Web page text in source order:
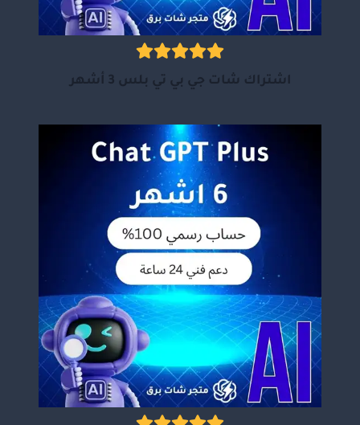
اشتراك شات جي بي تي بلس 3 أشهر